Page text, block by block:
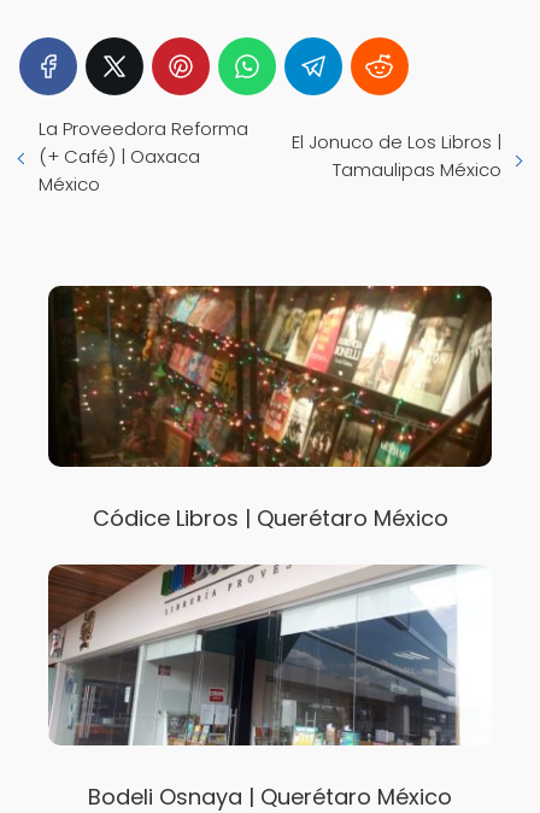
La Proveedora Reforma
(+ Café) | Oaxaca
México
El Jonuco de Los Libros |
Tamaulipas México
Códice Libros | Querétaro México
Bodeli Osnaya | Querétaro México